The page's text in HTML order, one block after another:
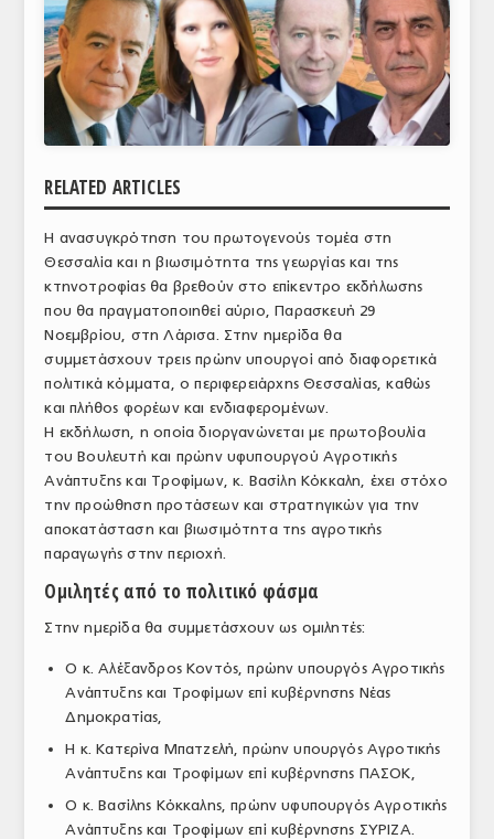
ΕΙΔΗΣΕΙΣ
ΕΥΡΩΠΑΪΚΕΣ ΑΠΟΦΑΣΕΙΣ
ΘΕΜΑΤΑ
ΕΜΠΟΡΙΚΟΣ ΚΑΤΑΛΟΓΟΣ
ΠΑΡΑΓΩΓΗ & ΕΜΠΟΡΙΑ
ΣΦΑΓΕΙΑ
ΠΡΩΤΕΣ ΥΛΕΣ
ΥΠΗΡΕΣΙΕΣ
ΕΜΠΟΡΙΚΟΙ ΑΝΤΙΠΡΟΣΩΠΟΙ
ΝΟΜΟΘΕΣΙΑ
ΕΛΛΗΝΙΚΗ ΝΟΜΟΘΕΣΙΑ
ΕΥΡΩΠΑΪΚΗ ΝΟΜΟΘΕΣΙΑ
ΤΟ ΠΕΡΙΟΔΙΚΟ
ΑΡΧΕΙΟ ΤΕΥΧΩΝ
ΣΥΝΕΔΡΙΟ ΚΡΕΑΤΟΣ
RELATED ARTICLES
Η ανασυγκρότηση του πρωτογενούς τομέα στη
Θεσσαλία και η βιωσιμότητα της γεωργίας και της
κτηνοτροφίας θα βρεθούν στο επίκεντρο εκδήλωσης
που θα πραγματοποιηθεί αύριο, Παρασκευή 29
Νοεμβρίου, στη Λάρισα. Στην ημερίδα θα
συμμετάσχουν τρεις πρώην υπουργοί από διαφορετικά
πολιτικά κόμματα, ο περιφερειάρχης Θεσσαλίας, καθώς
και πλήθος φορέων και ενδιαφερομένων.
Η εκδήλωση, η οποία διοργανώνεται με πρωτοβουλία
του Βουλευτή και πρώην υφυπουργού Αγροτικής
Ανάπτυξης και Τροφίμων, κ. Βασίλη Κόκκαλη, έχει στόχο
την προώθηση προτάσεων και στρατηγικών για την
αποκατάσταση και βιωσιμότητα της αγροτικής
παραγωγής στην περιοχή.
Ομιλητές από το πολιτικό φάσμα
Στην ημερίδα θα συμμετάσχουν ως ομιλητές:
Ο κ. Αλέξανδρος Κοντός, πρώην υπουργός Αγροτικής
Ανάπτυξης και Τροφίμων επί κυβέρνησης Νέας
Δημοκρατίας,
Η κ. Κατερίνα Μπατζελή, πρώην υπουργός Αγροτικής
Ανάπτυξης και Τροφίμων επί κυβέρνησης ΠΑΣΟΚ,
Ο κ. Βασίλης Κόκκαλης, πρώην υφυπουργός Αγροτικής
Ανάπτυξης και Τροφίμων επί κυβέρνησης ΣΥΡΙΖΑ.